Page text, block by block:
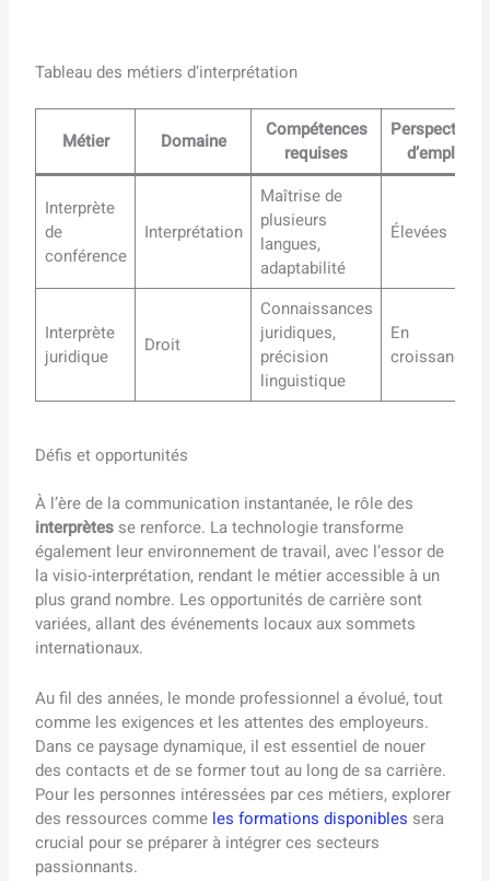
Tableau des métiers d’interprétation
Métier Domaine
Compétences
requises
Perspectives
d’emploi
Interprète
de
conférence
Interprétation
Maîtrise de
plusieurs
langues,
adaptabilité
Élevées
Interprète
juridique
Droit
Connaissances
juridiques,
précision
linguistique
En
croissance
Défis et opportunités
À l’ère de la communication instantanée, le rôle des
interprètes se renforce. La technologie transforme
également leur environnement de travail, avec l’essor de
la visio-interprétation, rendant le métier accessible à un
plus grand nombre. Les opportunités de carrière sont
variées, allant des événements locaux aux sommets
internationaux.
Au fil des années, le monde professionnel a évolué, tout
comme les exigences et les attentes des employeurs.
Dans ce paysage dynamique, il est essentiel de nouer
des contacts et de se former tout au long de sa carrière.
Pour les personnes intéressées par ces métiers, explorer
des ressources comme les formations disponibles sera
crucial pour se préparer à intégrer ces secteurs
passionnants.